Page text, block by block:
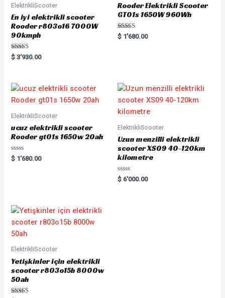
ElektrikliScooter
En iyi elektrikli scooter
Rooder r803o16 7000W
90kmph
Rated
5.00
$ 3'930.00
Rooder Elektrikli Scooter
GT01s 1650W 960Wh
Rated
5.00
$ 1'680.00
ElektrikliScooter
ucuz elektrikli scooter
Rooder gt01s 1650w 20ah
Rated
0
$ 1'680.00
ElektrikliScooter
Uzun menzilli elektrikli
scooter XS09 40-120km
kilometre
Rated
0
$ 6'000.00
ElektrikliScooter
Yetişkinler için elektrikli
scooter r803o15b 8000w
50ah